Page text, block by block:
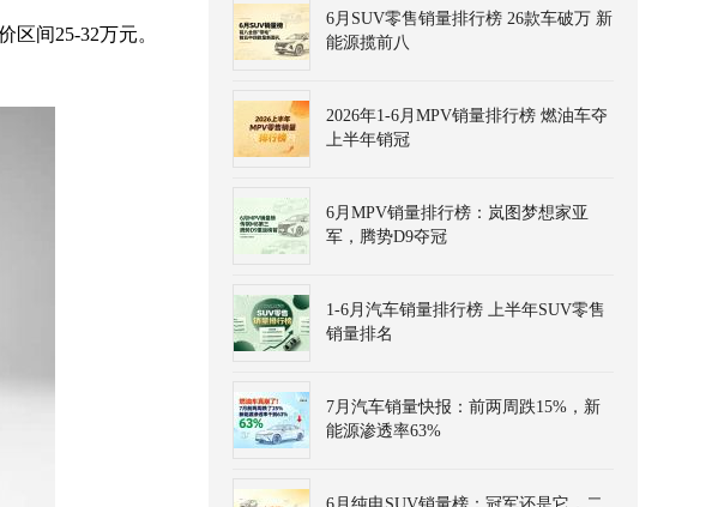
间25-32万元。
6月SUV零售销量排行榜 26款车破万 新
能源揽前八
2026年1-6月MPV销量排行榜 燃油车夺
上半年销冠
6月MPV销量排行榜：岚图梦想家亚
军，腾势D9夺冠
1-6月汽车销量排行榜 上半年SUV零售
销量排名
7月汽车销量快报：前两周跌15%，新
能源渗透率63%